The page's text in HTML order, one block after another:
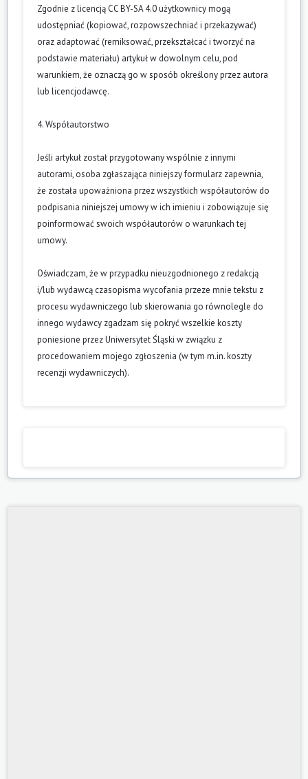
Zgodnie z licencją CC BY-SA 4.0 użytkownicy mogą
udostępniać (kopiować, rozpowszechniać i przekazywać)
oraz adaptować (remiksować, przekształcać i tworzyć na
podstawie materiału) artykuł w dowolnym celu, pod
warunkiem, że oznaczą go w sposób określony przez autora
lub licencjodawcę.
4. Współautorstwo
Jeśli artykuł został przygotowany wspólnie z innymi
autorami, osoba zgłaszająca niniejszy formularz zapewnia,
że została upoważniona przez wszystkich współautorów do
podpisania niniejszej umowy w ich imieniu i zobowiązuje się
poinformować swoich współautorów o warunkach tej
umowy.
Oświadczam, że w przypadku nieuzgodnionego z redakcją
i/lub wydawcą czasopisma wycofania przeze mnie tekstu z
procesu wydawniczego lub skierowania go równolegle do
innego wydawcy zgadzam się pokryć wszelkie koszty
poniesione przez Uniwersytet Śląski w związku z
procedowaniem mojego zgłoszenia (w tym m.in. koszty
recenzji wydawniczych).